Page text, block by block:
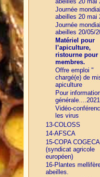
Journée
abeilles 20 mai
Journée
abeilles 20/05/
Matériel pour
l’apiculture,
ristourne pour
membres.
Offre emploi "
chargé(e) de
apiculture
Pour
générale....2021
Vidéo-
les virus
13-COLOSS
14-AFSCA
15-COPA COGECA
(syndicat agricole
européen)
16-Plantes
abeilles.